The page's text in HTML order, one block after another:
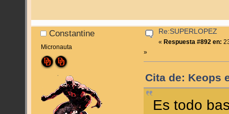
Constantine
Micronauta
Re:SUPERLOPEZ
« Respuesta #892 en:
»
Cita de: Keops
Es todo